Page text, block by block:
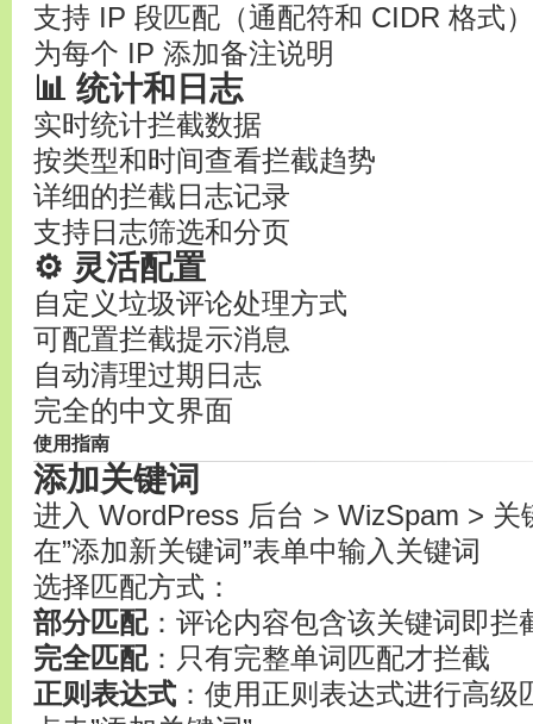
支持 IP 段匹配（通配符和 CIDR 格式）
为每个 IP 添加备注说明
📊 统计和日志
实时统计拦截数据
按类型和时间查看拦截趋势
详细的拦截日志记录
支持日志筛选和分页
⚙️ 灵活配置
自定义垃圾评论处理方式
可配置拦截提示消息
自动清理过期日志
完全的中文界面
使用指南
添加关键词
进入 WordPress 后台 > WizSpam > 关
在”添加新关键词”表单中输入关键词
选择匹配方式：
部分匹配：评论内容包含该关键词即拦
完全匹配：只有完整单词匹配才拦截
正则表达式 ：使用正则表达式进行高级